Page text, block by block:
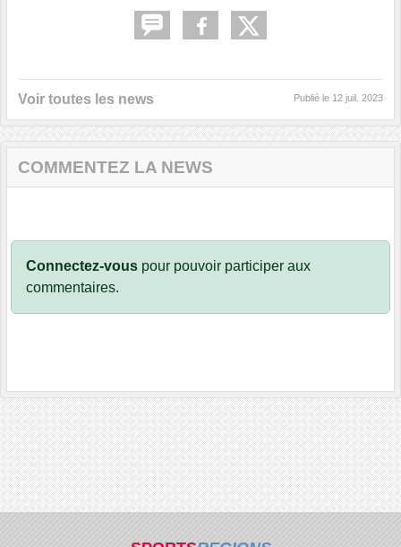
Voir toutes les news Publié le 12 juil. 2023
COMMENTEZ LA NEWS
Connectez-vous pour pouvoir participer aux
commentaires.